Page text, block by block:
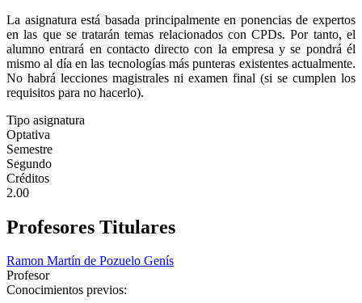
La asignatura está basada principalmente en ponencias de expertos
en las que se tratarán temas relacionados con CPDs. Por tanto, el
alumno entrará en contacto directo con la empresa y se pondrá él
mismo al día en las tecnologías más punteras existentes actualmente.
No habrá lecciones magistrales ni examen final (si se cumplen los
requisitos para no hacerlo).
Tipo asignatura
Optativa
Semestre
Segundo
Créditos
2.00
Profesores Titulares
Ramon Martín de Pozuelo Genís
Profesor
Conocimientos previos: